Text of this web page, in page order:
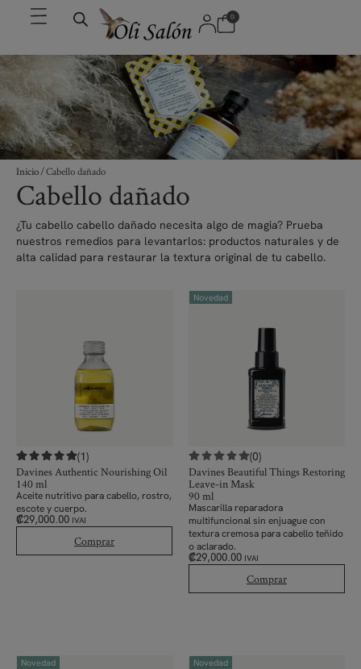
0
Inicio/ Cabello dañado
Cabello dañado
¿Tu cabello cabello dañado necesita algo de magia? Prueba
nuestros remedios para levantarlos: productos naturales y de
alta calidad para restaurar la textura original de tu cabello.
(1)
Davines Authentic Nourishing Oil
140 ml
Aceite nutritivo para cabello, rostro,
escote y cuerpo.
₡29,000.00 IVAI
Comprar
Novedad
(0)
Davines Beautiful Things Restoring
Leave-in Mask
90 ml
Mascarilla reparadora
multifuncional sin enjuague con
textura cremosa para cabello teñido
o aclarado.
₡29,000.00 IVAI
Comprar
Novedad Novedad